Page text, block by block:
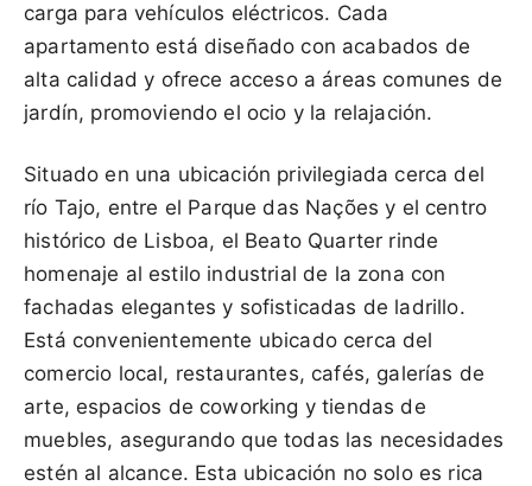
carga para vehículos eléctricos. Cada
apartamento está diseñado con acabados de
alta calidad y ofrece acceso a áreas comunes de
jardín, promoviendo el ocio y la relajación.
Situado en una ubicación privilegiada cerca del
río Tajo, entre el Parque das Nações y el centro
histórico de Lisboa, el Beato Quarter rinde
homenaje al estilo industrial de la zona con
fachadas elegantes y sofisticadas de ladrillo.
Está convenientemente ubicado cerca del
comercio local, restaurantes, cafés, galerías de
arte, espacios de coworking y tiendas de
muebles, asegurando que todas las necesidades
estén al alcance. Esta ubicación no solo es rica